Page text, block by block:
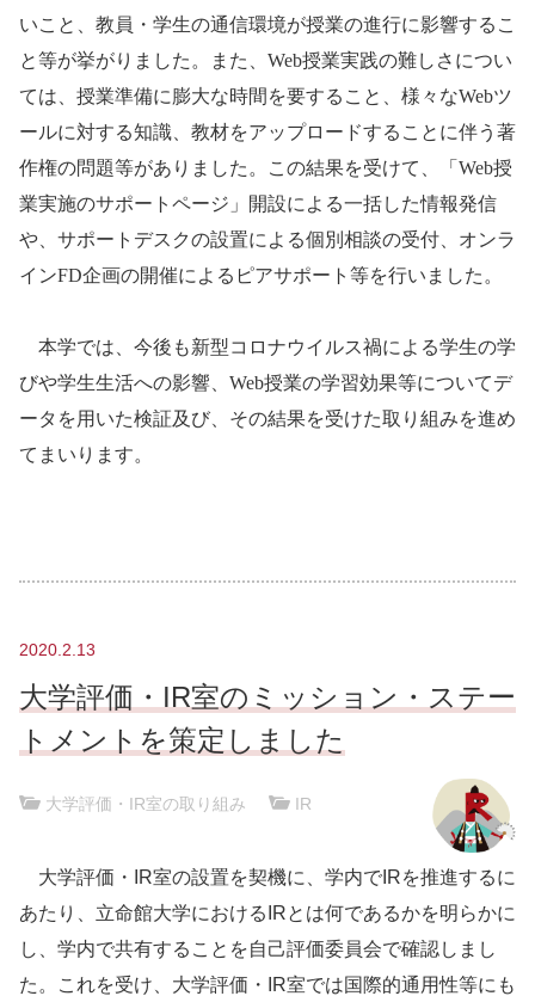
いこと、教員・学生の通信環境が授業の進行に影響するこ
と等が挙がりました。また、 Web授業実践の難しさについ
ては、授業準備に膨大な時間を要すること、様々なWebツ
ールに対する知識、教材をアップロードすることに伴う著
作権の問題等がありました。この結果を受けて、「 Web授
業実施のサポートページ」開設による一括した情報発信
や、サポートデスクの設置による個別相談の受付、オンラ
インFD企画の開催によるピアサポート等を行いました。
本学では、今後も新型コロナウイルス禍による学生の学
びや学生生活への影響、 Web授業の学習効果等についてデ
ータを用いた検証及び、その結果を受けた取り組みを進め
てまいります。
2020.2.13
大学評価・IR室のミッション・ステー
トメントを策定しました
大学評価・IR室の取り組み IR
大学評価・IR室の設置を契機に、学内でIRを推進するに
あたり、立命館大学におけるIRとは何であるかを明らかに
し、学内で共有することを自己評価委員会で確認しまし
た。これを受け、大学評価・IR室では国際的通用性等にも